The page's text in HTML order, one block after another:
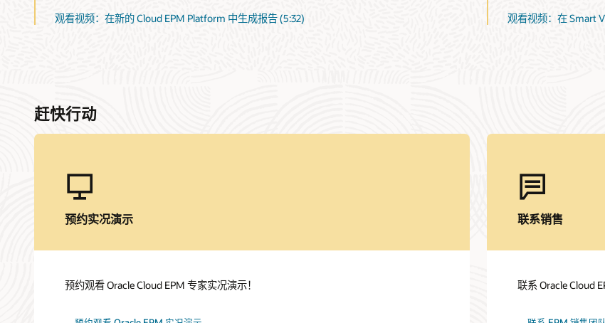
观看视频：在新的 Cloud EPM Platform 中生成报告 (5:32) 观看视频：在 Smart
赶快行动
预约实况演示
预约观看 Oracle Cloud EPM 专家实况演示！
联系销售
联系 Oracle Cloud